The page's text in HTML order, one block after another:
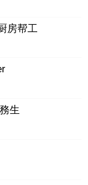
房帮工
生